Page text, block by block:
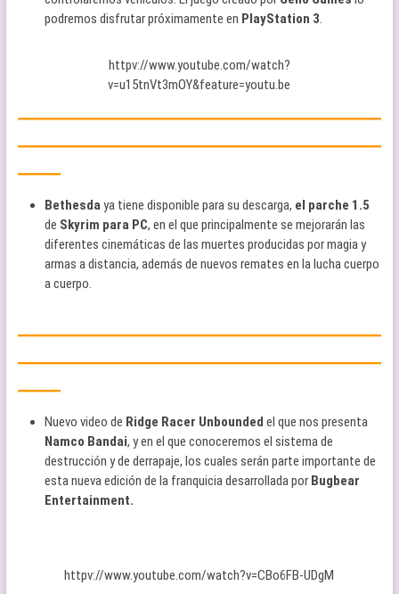
podremos disfrutar próximamente en PlayStation 3.
httpv://www.youtube.com/watch?
v=u15tnVt3mOY&feature=youtu.be
—————————————————
—————————————————
——
Bethesdaya tiene disponible para su descarga, el parche 1.5
de Skyrim para PC, en el que principalmente se mejorarán las
diferentes cinemáticas de las muertes producidas por magia y
armas a distancia, además de nuevos remates en la lucha cuerpo
a cuerpo.
—————————————————
—————————————————
——
Nuevo video de Ridge Racer Unbounded el que nos presenta
Namco Bandai, y en el que conoceremos el sistema de
destrucción y de derrapaje, los cuales serán parte importante de
esta nueva edición de la franquicia desarrollada por Bugbear
Entertainment.
httpv://www.youtube.com/watch?v=CBo6FB-UDgM